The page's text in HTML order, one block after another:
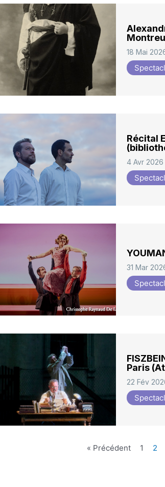
18 Mai
Récital
4 Avr 2026
31 Mar
Paris
22 Fév
« Précédent 1 2